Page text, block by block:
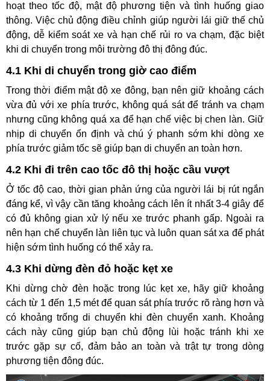
hoạt theo tốc độ, mật độ phương tiện và tình huống giao
thông. Việc chủ động điều chỉnh giúp người lái giữ thế chủ
động, dễ kiểm soát xe và hạn chế rủi ro va chạm, đặc biệt
khi di chuyển trong môi trường đô thị đông đúc.
4.1 Khi di chuyển trong giờ cao điểm
Trong thời điểm mật độ xe đông, bạn nên giữ khoảng cách
vừa đủ với xe phía trước, không quá sát để tránh va chạm
nhưng cũng không quá xa để hạn chế việc bị chen làn. Giữ
nhịp di chuyển ổn định và chú ý phanh sớm khi dòng xe
phía trước giảm tốc sẽ giúp bạn di chuyển an toàn hơn.
4.2 Khi đi trên cao tốc đô thị hoặc cầu vượt
Ở tốc độ cao, thời gian phản ứng của người lái bị rút ngắn
đáng kể, vì vậy cần tăng khoảng cách lên ít nhất 3-4 giây để
có đủ không gian xử lý nếu xe trước phanh gấp. Ngoài ra
nên hạn chế chuyển làn liên tục và luôn quan sát xa để phát
hiện sớm tình huống có thể xảy ra.
4.3 Khi dừng đèn đỏ hoặc kẹt xe
Khi dừng chờ đèn hoặc trong lúc kẹt xe, hãy giữ khoảng
cách từ 1 đến 1,5 mét để quan sát phía trước rõ ràng hơn và
có khoảng trống di chuyển khi đèn chuyển xanh. Khoảng
cách này cũng giúp bạn chủ động lùi hoặc tránh khi xe
trước gặp sự cố, đảm bảo an toàn và trật tự trong dòng
phương tiện đông đúc.